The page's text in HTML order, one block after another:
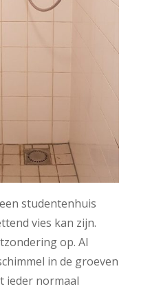
studentenhuis
vies kan zijn.
op. Al
in de groeven
ieder normaal